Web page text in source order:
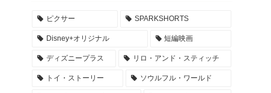
ピクサー SPARKSHORTS
Disney+オリジナル 短編映画
ディズニープラス リロ・アンド・スティッチ
トイ・ストーリー ソウルフル・ワールド